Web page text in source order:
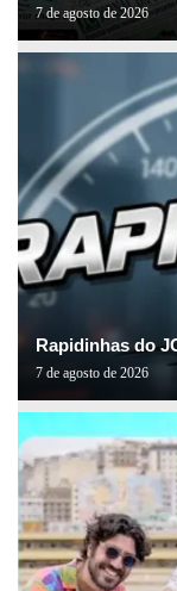
7 de agosto de 2026
Rapidinhas do
7 de agosto de 2026